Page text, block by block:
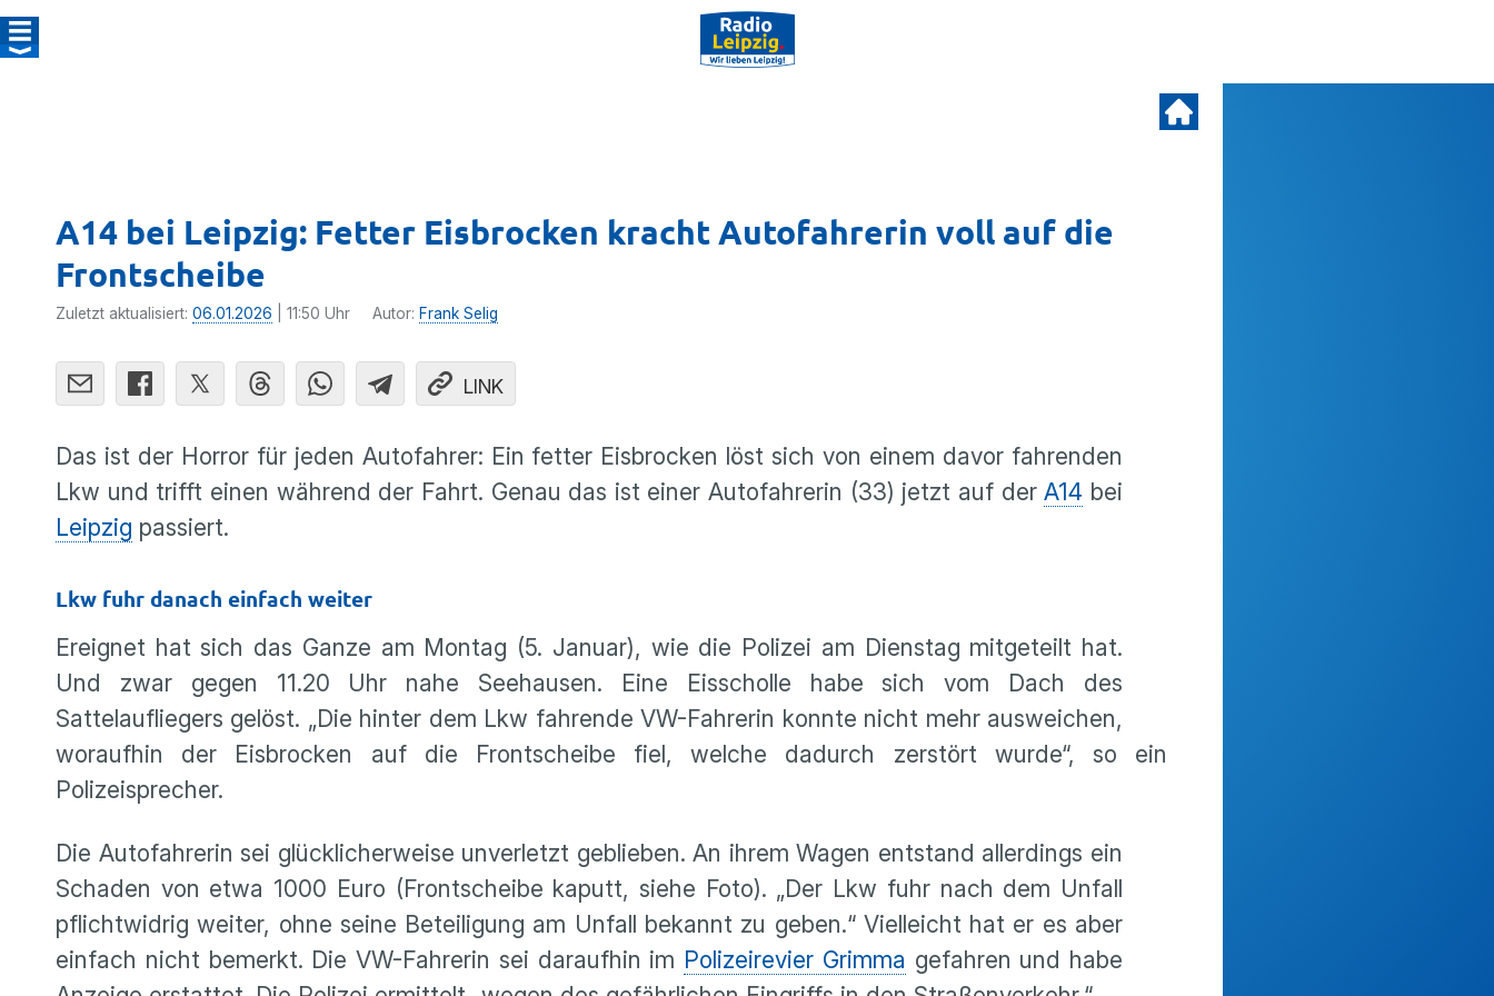
A14 bei Leipzig: Fetter Eisbrocken kracht Autofahrerin voll auf die
Frontscheibe
Zuletzt aktualisiert: 06.01.2026 | 11:50 Uhr Autor: Frank Selig
LINK
Das ist der Horror für jeden Autofahrer: Ein fetter Eisbrocken löst sich von einem davor fahrenden
Lkw und trifft einen während der Fahrt. Genau das ist einer Autofahrerin (33) jetzt auf derA14 bei
Leipzig passiert.
Lkw fuhr danach einfach weiter
Ereignet hat sich das Ganze am Montag (5. Januar), wie die Polizei am Dienstag mitgeteilt hat.
Und zwar gegen 11.20 Uhr nahe Seehausen. Eine Eisscholle habe sich vom Dach des
Sattelaufliegers gelöst. „Die hinter dem Lkw fahrende VW-Fahrerin konnte nicht mehr ausweichen,
woraufhin der Eisbrocken auf die Frontscheibe fiel, welche dadurch zerstört wurde“, so ein
Polizeisprecher.
Die Autofahrerin sei glücklicherweise unverletzt geblieben. An ihrem Wagen entstand allerdings ein
Schaden von etwa 1000 Euro (Frontscheibe kaputt, siehe Foto). „Der Lkw fuhr nach dem Unfall
pflichtwidrig weiter, ohne seine Beteiligung am Unfall bekannt zu geben.“ Vielleicht hat er es aber
einfach nicht bemerkt. Die VW-Fahrerin sei daraufhin im Polizeirevier Grimma gefahren und habe